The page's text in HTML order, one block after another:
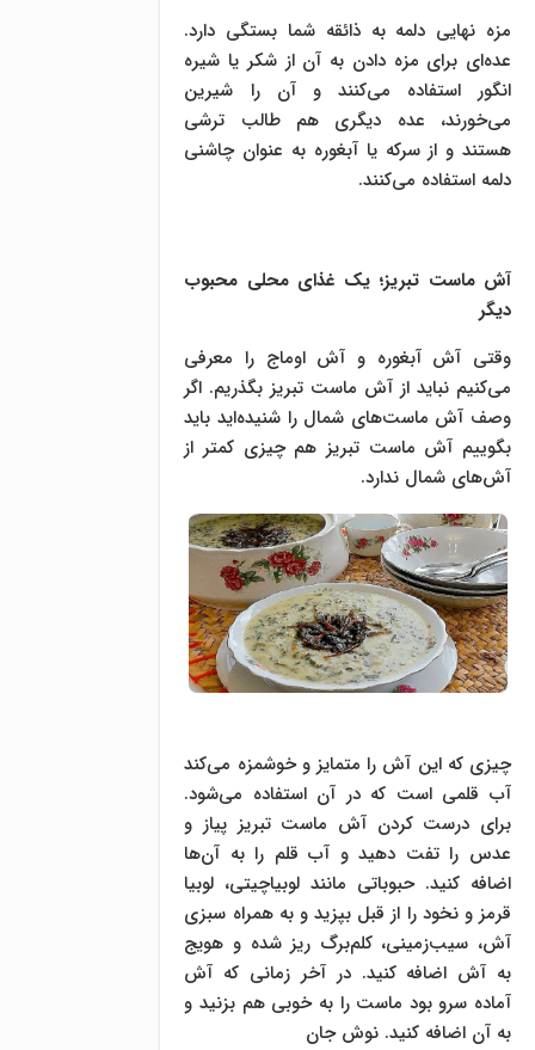
مزه نهایی دلمه به ذائقه شما بستگی دارد.
عده‌ای برای مزه دادن به آن از شکر یا شیره
انگور استفاده می‌کنند و آن را شیرین
می‌خورند، عده دیگری هم طالب ترشی
هستند و از سرکه یا آبغوره به عنوان چاشنی
دلمه استفاده می‌کنند.
آش ماست تبریز؛ یک غذای محلی محبوب
دیگر
وقتی آش آبغوره و آش اوماج را معرفی
می‌کنیم نباید از آش ماست تبریز بگذریم. اگر
وصف آش ماست‌های شمال را شنیده‌اید باید
بگوییم آش ماست تبریز هم چیزی کمتر از
آش‌های شمال ندارد.
چیزی که این آش را متمایز و خوشمزه می‌کند
آب قلمی است که در آن استفاده می‌شود.
برای درست کردن آش ماست تبریز پیاز و
عدس را تفت دهید و آب قلم را به آن‌ها
اضافه کنید. حبوباتی مانند لوبیاچیتی، لوبیا
قرمز و نخود را از قبل بپزید و به همراه سبزی
آش، سیب‌زمینی، کلم‌برگ ریز شده و هویج
به آش اضافه کنید. در آخر زمانی که آش
آماده سرو بود ماست را به خوبی هم بزنید و
به آن اضافه کنید. نوش جان